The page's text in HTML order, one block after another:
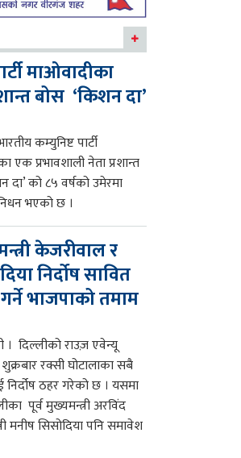
माओवादीका
बोस ‘किशन दा’
कम्युनिष्ट पार्टी
एक प्रभावशाली नेता प्रशान्त
दा’ को ८५ वर्षको उमेरमा
भएको छ ।
केजरीवाल र
निर्दोष सावित
भाजपाको तमाम
। दिल्लीको राउज़ एवेन्यू
रक्सी घोटालाका सबै
निर्दोष ठहर गरेको छ । यसमा
पूर्व मुख्यमन्त्री अरविंद
मनीष सिसोदिया पनि समावेश